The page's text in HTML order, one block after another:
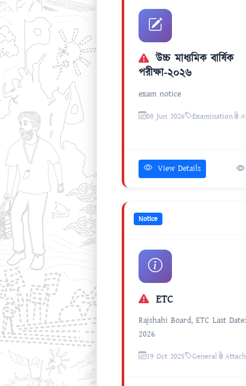
উচ্চ মাধ্যমিক বার্ষিক
পরীক্ষা-২০২৬
exam notice
08 Jun 2026 Examination
View Details
Notice
ETC
Rajshahi Board, ETC Last
2026
19 Oct 2025 General